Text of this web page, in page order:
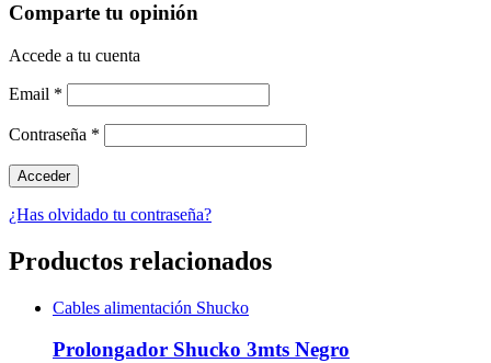
Comparte tu opinión
Accede a tu cuenta
Email *
Contraseña *
¿Has olvidado tu contraseña?
Productos relacionados
Cables alimentación Shucko
Prolongador Shucko 3mts Negro